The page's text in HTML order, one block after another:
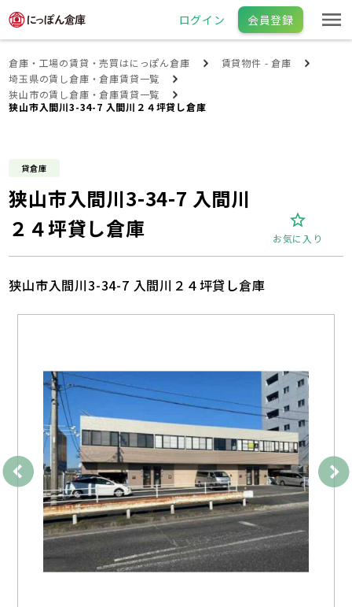
ログイン 会員登録
倉庫・工場の賃貸・売買はにっぽん倉庫
賃貸物件 - 倉庫
埼玉県の賃し倉庫・倉庫賃貸一覧
狭山市の賃し倉庫・倉庫賃貸一覧
狭山市入間川3-34-7 入間川２４坪貸し倉庫
貸倉庫
狭山市入間川3-34-7 入間川
２４坪貸し倉庫
お気に入り
狭山市入間川3-34-7 入間川２４坪貸し倉庫